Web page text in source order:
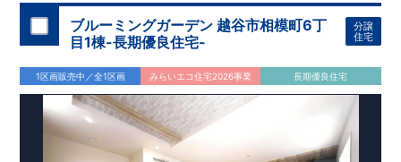
は、仕切れる『主寝室可変型』タイプです ◆便利な設備！ ・
掃除に便利な『バルコニー水栓』
・雨の日でも洗濯物が干せる
『室内物干』
・梅雨時や花粉の時期のお洗濯も安心
『浴室乾燥
暖房機』​
ブルーミングガーデン 越谷市相模町6丁
目1棟-長期優良住宅-
分譲
住宅
1区画販売中／全1区画 みらいエコ住宅2026事業 長期優良住宅